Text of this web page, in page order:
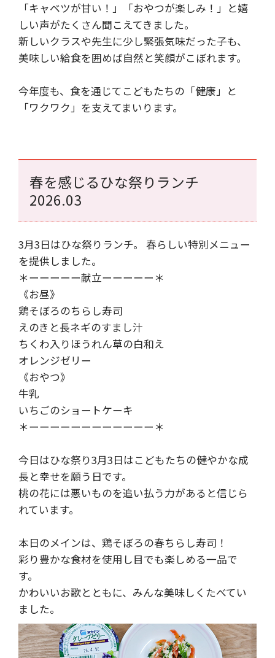
「キャベツが甘い！」「おやつが楽しみ！」と嬉
しい声がたくさん聞こえてきました。
新しいクラスや先生に少し緊張気味だった子も、
美味しい給食を囲めば自然と笑顔がこぼれます。
今年度も、食を通じてこどもたちの「健康」と
「ワクワク」を支えてまいります。
春を感じるひな祭りランチ
2026.03
3月3日はひな祭りランチ。 春らしい特別メニュー
を提供しました。
＊ーーーーー献立ーーーーー＊
《お昼》
鶏そぼろのちらし寿司
えのきと長ネギのすまし汁
ちくわ入りほうれん草の白和え
オレンジゼリー
《おやつ》
牛乳
いちごのショートケーキ
＊ーーーーーーーーーーーー＊
今日はひな祭り3月3日はこどもたちの健やかな成
長と幸せを願う日です。
桃の花には悪いものを追い払う力があると信じら
れています。
本日のメインは、鶏そぼろの春ちらし寿司！
彩り豊かな食材を使用し目でも楽しめる一品で
す。
かわいいお歌とともに、みんな美味しくたべてい
ました。